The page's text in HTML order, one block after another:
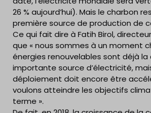
26 % aujourd’hui). Mais le charbon
première source de production de
Ce qui fait dire à Fatih Birol, directeur
que « nous sommes à un moment
énergies renouvelables sont déjà la
importante source d’électricité,
déploiement doit encore être
voulons atteindre les objectifs
terme ».